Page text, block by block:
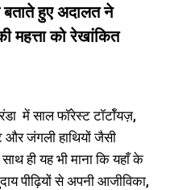
बताते हुए अदालत ने
महत्ता को रेखांकित
में साल फॉरेस्ट टॉर्टॉयज़,
और जंगली हाथियों जैसी
ही यह भी माना कि यहाँ के
पीढ़ियों से अपनी आजीविका,